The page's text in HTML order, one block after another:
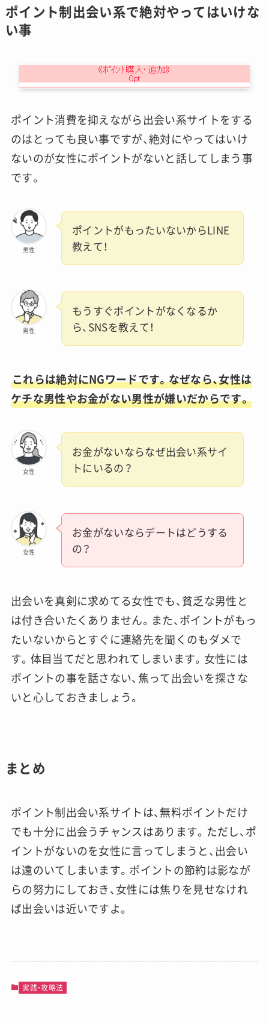
ポイント制出会い系で絶対やってはいけな
い事
ポイント消費を抑えながら出会い系サイトをする
のはとっても良い事ですが、絶対にやってはいけ
ないのが女性にポイントがないと話してしまう事
です。
男性
ポイントがもったいないからLINE
教えて！
男性
もうすぐポイントがなくなるか
ら、SNSを教えて！
これらは絶対にNGワードです。なぜなら、女性は
ケチな男性やお金がない男性が嫌いだからです。
女性
お金がないならなぜ出会い系サイ
トにいるの？
女性
お金がないならデートはどうする
の？
出会いを真剣に求めてる女性でも、貧乏な男性と
は付き合いたくありません。また、ポイントがもっ
たいないからとすぐに連絡先を聞くのもダメで
す。体目当てだと思われてしまいます。女性には
ポイントの事を話さない、焦って出会いを探さな
いと心しておきましょう。
まとめ
ポイント制出会い系サイトは、無料ポイントだけ
でも十分に出会うチャンスはあります。ただし、ポ
イントがないのを女性に言ってしまうと、出会い
は遠のいてしまいます。ポイントの節約は影なが
らの努力にしておき、女性には焦りを見せなけれ
ば出会いは近いですよ。
実践・攻略法